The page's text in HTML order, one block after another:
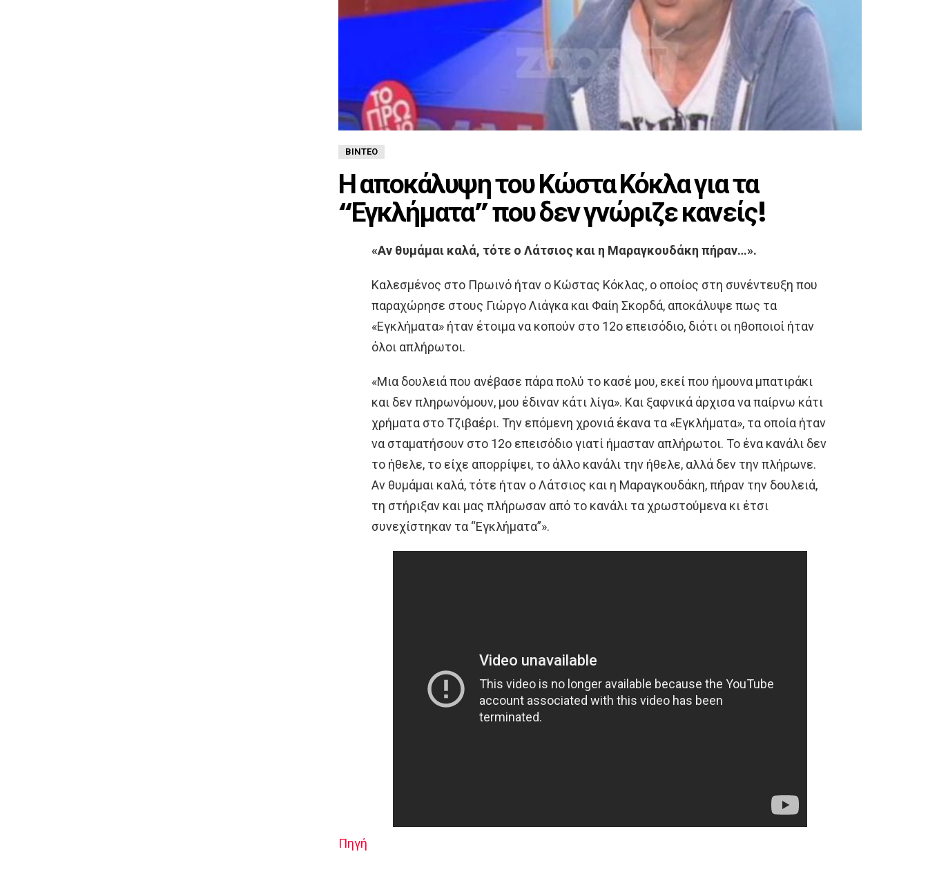
ΒΊΝΤΕΟ
Η αποκάλυψη του Κώστα Κόκλα για τα
“Εγκλήματα” που δεν γνώριζε κανείς!
«Αν θυμάμαι καλά, τότε ο Λάτσιος και η Μαραγκουδάκη πήραν…».
Καλεσμένος στο Πρωινό ήταν ο Κώστας Κόκλας, ο οποίος στη συνέντευξη που
παραχώρησε στους Γιώργο Λιάγκα και Φαίη Σκορδά, αποκάλυψε πως τα
«Εγκλήματα» ήταν έτοιμα να κοπούν στο 12ο επεισόδιο, διότι οι ηθοποιοί ήταν
όλοι απλήρωτοι.
«Μια δουλειά που ανέβασε πάρα πολύ το κασέ μου, εκεί που ήμουνα μπατιράκι
και δεν πληρωνόμουν, μου έδιναν κάτι λίγα». Και ξαφνικά άρχισα να παίρνω κάτι
χρήματα στο Τζιβαέρι. Την επόμενη χρονιά έκανα τα «Εγκλήματα», τα οποία ήταν
να σταματήσουν στο 12ο επεισόδιο γιατί ήμασταν απλήρωτοι. Το ένα κανάλι δεν
το ήθελε, το είχε απορρίψει, το άλλο κανάλι την ήθελε, αλλά δεν την πλήρωνε.
Αν θυμάμαι καλά, τότε ήταν ο Λάτσιος και η Μαραγκουδάκη, πήραν την δουλειά,
τη στήριξαν και μας πλήρωσαν από το κανάλι τα χρωστούμενα κι έτσι
συνεχίστηκαν τα “Εγκλήματα”».
Πηγή